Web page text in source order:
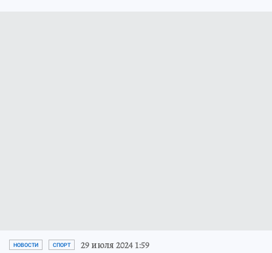
НОВОСТИ СПОРТ 29 июля 2024 1:59